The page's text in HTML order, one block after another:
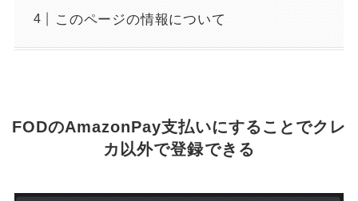
このページの情報について
FODのAmazonPay支払いにすることでクレ
カ以外で登録できる